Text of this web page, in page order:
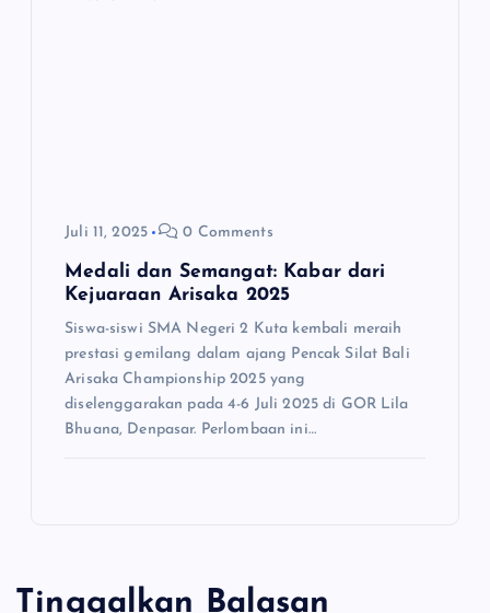
Juli 11, 2025 0 Comments
Medali dan Semangat: Kabar dari
Kejuaraan Arisaka 2025
Siswa-siswi SMA Negeri 2 Kuta kembali meraih
prestasi gemilang dalam ajang Pencak Silat Bali
Arisaka Championship 2025 yang
diselenggarakan pada 4-6 Juli 2025 di GOR Lila
Bhuana, Denpasar. Perlombaan ini…
Tinggalkan Balasan